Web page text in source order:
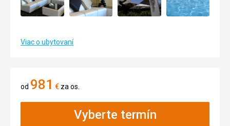
Viac o ubytovaní
od 981 € za os.
Vyberte termín